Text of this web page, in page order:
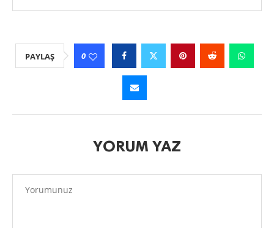
PAYLAŞ 0
YORUM YAZ